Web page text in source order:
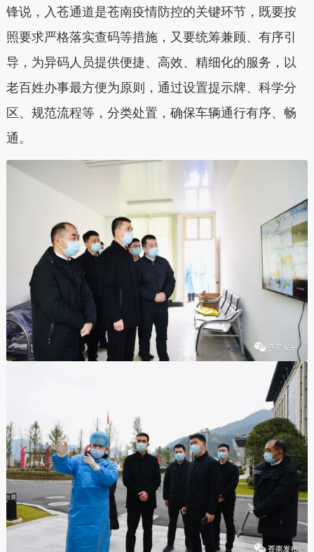
锋说，入苍通道是苍南疫情防控的关键环节，既要按
照要求严格落实查码等措施，又要统筹兼顾、有序引
导，为异码人员提供便捷、高效、精细化的服务，以
老百姓办事最方便为原则，通过设置提示牌、科学分
区、规范流程等，分类处置，确保车辆通行有序、畅
通。